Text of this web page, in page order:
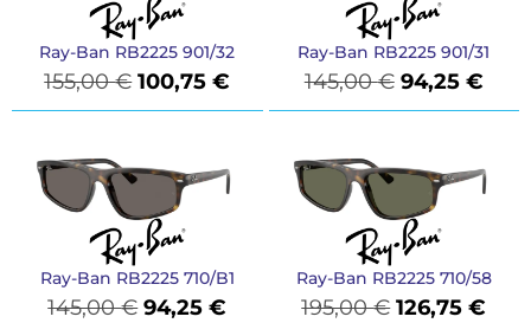
Ray-Ban RB2225 901/32
155,00€ 100,75€
Ray-Ban RB2225 901/31
145,00€ 94,25 €
Ray-Ban RB2225 710/B1
145,00€ 94,25€
Ray-Ban RB2225 710/58
195,00€ 126,75€